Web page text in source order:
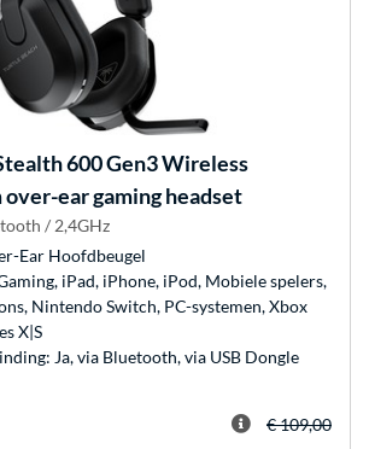
600 Gen3 Wireless
ear gaming headset
/ 2,4GHz
Ear Hoofdbeugel
iPad, iPhone, iPod, Mobiele spelers,
Nintendo Switch, PC-systemen, Xbox
X|S
Ja, via Bluetooth, via USB Dongle
€ 109,00